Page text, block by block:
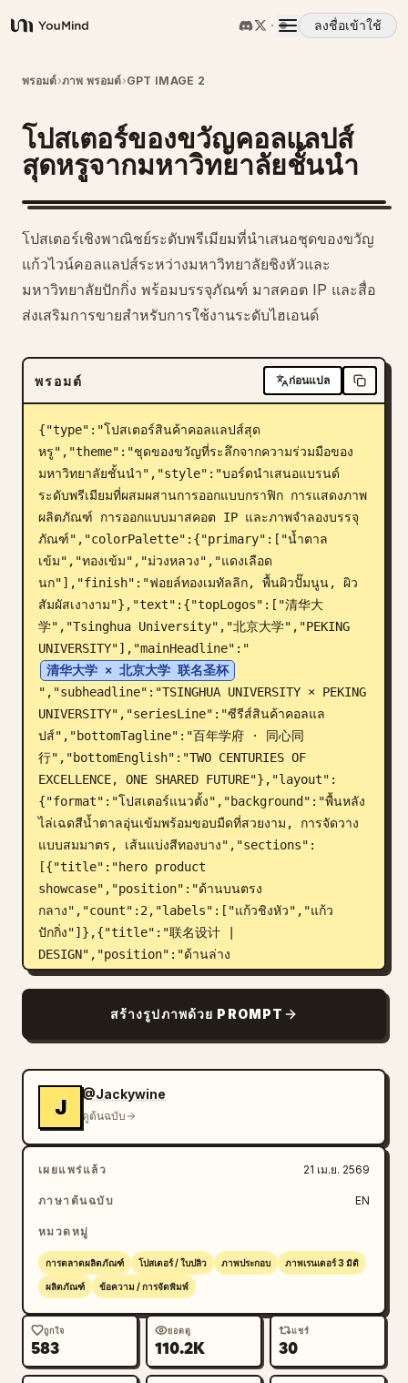
YouMind
ลงชื่อเข้าใช้
ภาพรวม
กรณีการใช้งาน
ทักษะ
พรอมต์
ราคา
ดาวน์โหลด
บล็อก
อัปเดต
พรอมต์›ภาพ พรอมต์›GPT IMAGE 2
โปสเตอร์ของขวัญคอลแลปส์
สุดหรูจากมหาวิทยาลัยชั้นนำ
โปสเตอร์เชิงพาณิชย์ระดับพรีเมียมที่นำเสนอชุดของขวัญ
แก้วไวน์คอลแลปส์ระหว่างมหาวิทยาลัยชิงหัวและ
มหาวิทยาลัยปักกิ่ง พร้อมบรรจุภัณฑ์ มาสคอต IP และสื่อ
ส่งเสริมการขายสำหรับการใช้งานระดับไฮเอนด์
พรอมต์ ก่อนแปล
{"type":"โปสเตอร์สินค้าคอลแลปส์สุด
หรู","theme":"ชุดของขวัญที่ระลึกจากความร่วมมือของ
มหาวิทยาลัยชั้นนำ","style":"บอร์ดนำเสนอแบรนด์
ระดับพรีเมียมที่ผสมผสานการออกแบบกราฟิก การแสดงภาพ
ผลิตภัณฑ์ การออกแบบมาสคอต IP และภาพจำลองบรรจุ
ภัณฑ์","colorPalette":{"primary":["น้ำตาล
เข้ม","ทองเข้ม","ม่วงหลวง","แดงเลือด
นก"],"finish":"ฟอยล์ทองเมทัลลิก, พื้นผิวปั๊มนูน, ผิว
สัมผัสเงางาม"},"text":{"topLogos":["清华大
学","Tsinghua University","北京大学","PEKING
UNIVERSITY"],"mainHeadline":"
清华大学 × 北京大学 联名圣杯
","subheadline":"TSINGHUA UNIVERSITY × PEKING
UNIVERSITY","seriesLine":"ซีรีส์สินค้าคอลแล
ปส์","bottomTagline":"百年学府 · 同心同
行","bottomEnglish":"TWO CENTURIES OF
EXCELLENCE, ONE SHARED FUTURE"},"layout":
{"format":"โปสเตอร์แนวตั้ง","background":"พื้นหลัง
ไล่เฉดสีน้ำตาลอุ่นเข้มพร้อมขอบมืดที่สวยงาม, การจัดวาง
แบบสมมาตร, เส้นแบ่งสีทองบาง","sections":
[{"title":"hero product
showcase","position":"ด้านบนตรง
กลาง","count":2,"labels":["แก้วชิงหัว","แก้ว
ปักกิ่ง"]},{"title":"联名设计 |
DESIGN","position":"ด้านล่าง
ซ้าย","count":3,"labels":["ตราสัญลักษณ์
มหาวิทยาลัยปักกิ่ง"]},{"title":"联名包装袋 |
SHOPPING BAG","position":"ด้านล่างตรง
ช้อปปิ้งสีแดง"]},{"title":"联名杯套 | CUP
SLEEVE","position":"ด้านล่าง
ขวา","count":2,"labels":["ปลอกสวมแก้วสี
ม่วง","ปลอกสวมแก้วสีแดง"]},{"title":"联名吉祥物
| MASCOT","position":"ด้านล่างซ้ายถึงตรง
กลาง","count":2,"labels":["ชิงเสี่ยวหัว","เป่ยเสี่ยว
ล่างขวา","count":3,"labels":["กล่องเปิดพร้อมแก้ว 2
ใบ","กล่องนอกแบบปิด","ถาดรองด้าน
ใน"]}],"countTotalDiscreteProducts":14},"hero
ผิวสะท้อนแสงเงางาม โดยมีฉากหลังเป็นภาพมหาวิทยาลัยที่
เบลออย่างนุ่มนวล","backgroundElements":
{"count":2,"labels":["ประตูมหาวิทยาลัยหินสีอ่อนอัน
สร้างรูปภาพด้วย PROMPT
J
@Jackywine
ดูต้นฉบับ
เผยแพร่แล้ว 21 เม.ย. 2569
ภาษาต้นฉบับ EN
หมวดหมู่
การตลาดผลิตภัณฑ์ โปสเตอร์ / ใบปลิว ภาพประกอบ ภาพเรนเดอร์ 3 มิติ
ผลิตภัณฑ์ ข้อความ / การจัดพิมพ์
ถูกใจ
583
ยอดดู
110.2K
แชร์
30